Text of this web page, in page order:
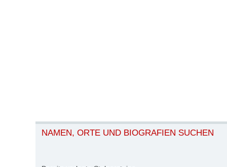
NAMEN, ORTE UND BIOGRAFIEN SUCHEN